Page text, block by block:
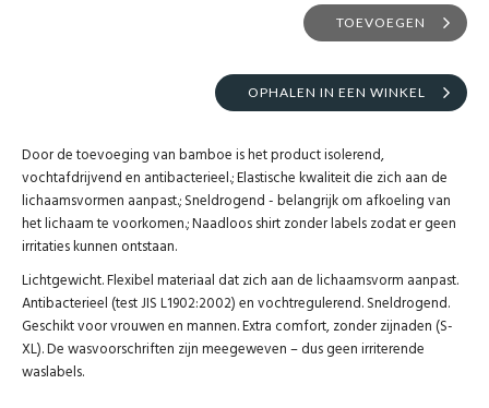
TOEVOEGEN
OPHALEN IN EEN WINKEL
Door de toevoeging van bamboe is het product isolerend,
vochtafdrijvend en antibacterieel.; Elastische kwaliteit die zich aan de
lichaamsvormen aanpast.; Sneldrogend - belangrijk om afkoeling van
het lichaam te voorkomen.; Naadloos shirt zonder labels zodat er geen
irritaties kunnen ontstaan.
Lichtgewicht. Flexibel materiaal dat zich aan de lichaamsvorm aanpast.
Antibacterieel (test JIS L1902:2002) en vochtregulerend. Sneldrogend.
Geschikt voor vrouwen en mannen. Extra comfort, zonder zijnaden (S-
XL). De wasvoorschriften zijn meegeweven – dus geen irriterende
waslabels.